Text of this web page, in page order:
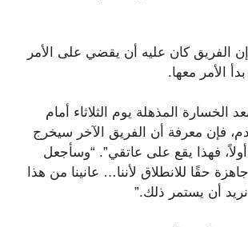
الفريق كان عليه أن يقضي على الأمر
الأمر معها.
الخسارة المذهلة يوم الثلاثاء أمام
فإن معرفة أن الفريق الآخر سيخرج
فهذا يقع على عاتقي”. “وسأجعل
حقًا للانطلاق لأننا… عانينا من هذا
أن يستمر ذلك.”